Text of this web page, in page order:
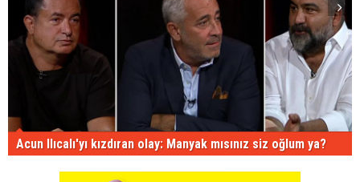
Acun Ilıcalı'yı kızdıran olay: Manyak mısınız siz oğlum ya?